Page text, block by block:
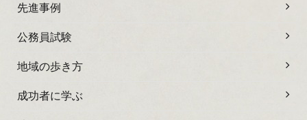
先進事例
公務員試験
地域の歩き方
成功者に学ぶ